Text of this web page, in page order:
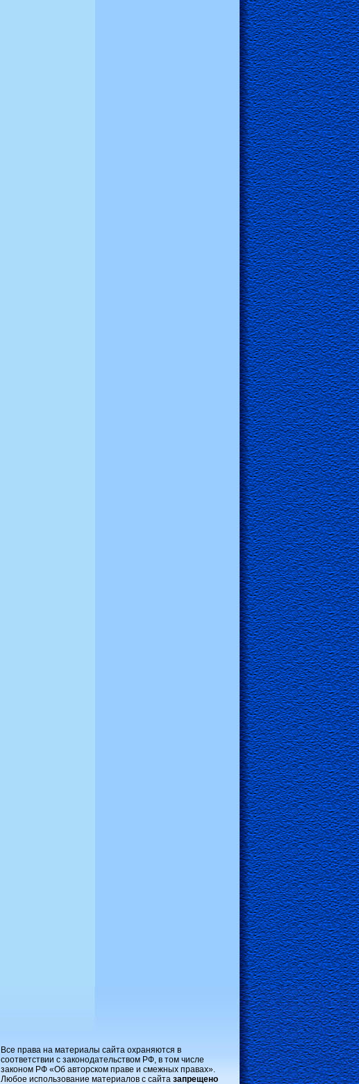
Все права на материалы сайта охраняются в
соответствии с законодательством РФ, в том числе
законом РФ «Об авторском праве и смежных правах».
Любое использование материалов с сайта запрещено